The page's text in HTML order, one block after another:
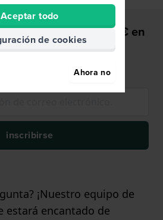
un descuento de 5€ en
€75,- (solo en relojes)
inscribirse
¡Nuestro equipo de
estará encantado de
Aceptar todo
de cookies
Ahora no